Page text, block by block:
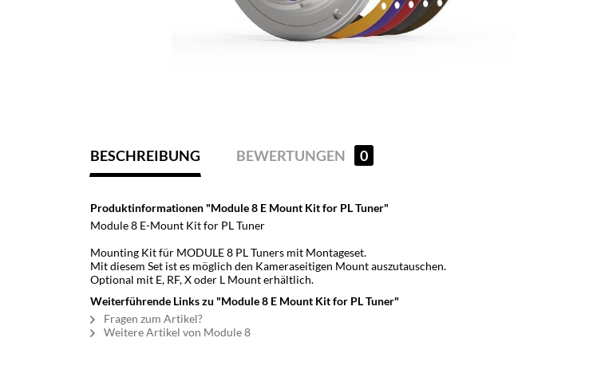
BESCHREIBUNG BEWERTUNGEN 0
Produktinformationen "Module 8 E Mount Kit for PL Tuner"
Module 8 E-Mount Kit for PL Tuner
Mounting Kit für MODULE 8 PL Tuners mit Montageset.
Mit diesem Set ist es möglich den Kameraseitigen Mount auszutauschen.
Optional mit E, RF, X oder L Mount erhältlich.
Weiterführende Links zu "Module 8 E Mount Kit for PL Tuner"
Fragen zum Artikel?
Weitere Artikel von Module 8